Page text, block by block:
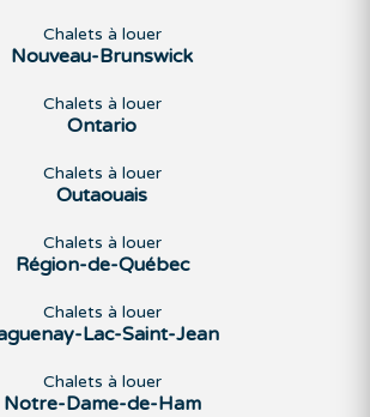
Chalets à louer
Nouveau-Brunswick
Chalets à louer
Ontario
Chalets à louer
Outaouais
Chalets à louer
Région-de-Québec
Chalets à louer
Lac-Saint-Jean
Chalets à louer
Notre-Dame-de-Ham